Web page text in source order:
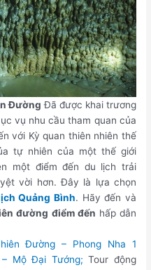
Đường Đã được khai trương
vụ nhu cầu tham quan của
với Kỳ quan thiên nhiên thế
tự nhiên của một thế giới
một điểm đến du lịch trải
vời hơn. Đây là lựa chọn
Quảng Bình. Hãy đến và
đường điểm đến hấp dẫn
Đường – Phong Nha 1
– Mộ Đại Tướng;Tour động